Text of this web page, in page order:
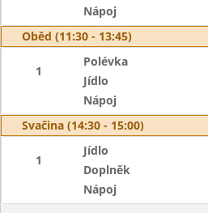
Nápoj
Oběd (11:30 - 13:45)
1
Polévka
Jídlo
Nápoj
Svačina (14:30 - 15:00)
1
Jídlo
Doplněk
Nápoj